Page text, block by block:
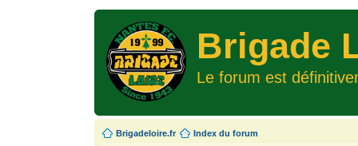
Brigade
Le forum est
Brigadeloire.fr Index du forum